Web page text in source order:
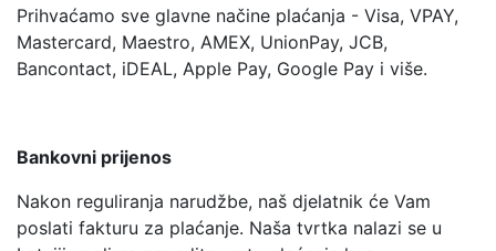
Prihvaćamo sve glavne načine plaćanja - Visa, VPAY,
Mastercard, Maestro, AMEX, UnionPay, JCB,
Bancontact, iDEAL, Apple Pay, Google Pay i više.
Bankovni prijenos
Nakon reguliranja narudžbe, naš djelatnik će Vam
poslati fakturu za plaćanje. Naša tvrtka nalazi se u